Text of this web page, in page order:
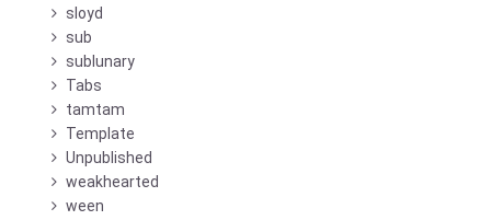
sloyd
sub
sublunary
Tabs
tamtam
Template
Unpublished
weakhearted
ween